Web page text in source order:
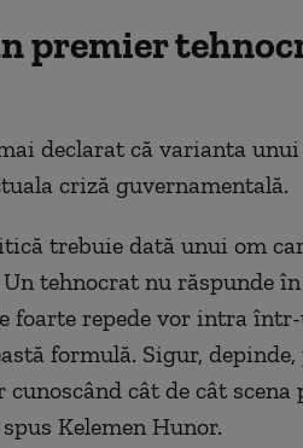
premier
declarat că varianta unui
criză guvernamentală.
trebuie dată unui om
tehnocrat nu răspunde
foarte repede vor intra
formulă. Sigur, depinde,
cât de cât scena
Kelemen Hunor.